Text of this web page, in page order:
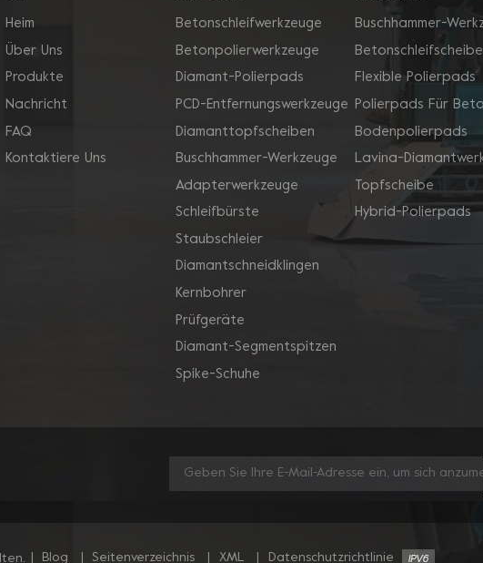
Heim
Über Uns
Produkte
Nachricht
FAQ
Kontaktiere Uns
Betonschleifwerkzeuge
Betonpolierwerkzeuge
Diamant-Polierpads
PCD-Entfernungswerkzeuge
Diamanttopfscheiben
Buschhammer-Werkzeuge
Adapterwerkzeuge
Schleifbürste
Staubschleier
Diamantschneidklingen
Kernbohrer
Prüfgeräte
Diamant-Segmentspitzen
Spike-Schuhe
Buschhammer-
Betonschleifscheibe
Flexible Polierpads
Polierpads Für
Bodenpolierpads
Lavina-
Topfscheibe
Hybrid-Polierpads
Blog Seitenverzeichnis XML Datenschutzrichtlinie